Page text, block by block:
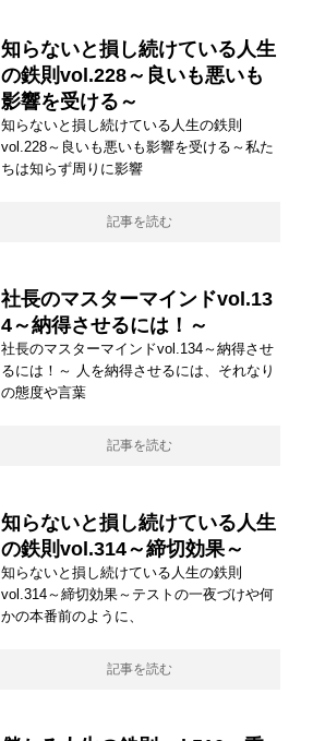
知らないと損し続けている人生
の鉄則vol.228～良いも悪いも
影響を受ける～
知らないと損し続けている人生の鉄則
vol.228～良いも悪いも影響を受ける～私た
ちは知らず周りに影響
記事を読む
社長のマスターマインドvol.13
4～納得させるには！～
社長のマスターマインドvol.134～納得させ
るには！～ 人を納得させるには、それなり
の態度や言葉
記事を読む
知らないと損し続けている人生
の鉄則vol.314～締切効果～
知らないと損し続けている人生の鉄則
vol.314～締切効果～テストの一夜づけや何
かの本番前のように、
記事を読む